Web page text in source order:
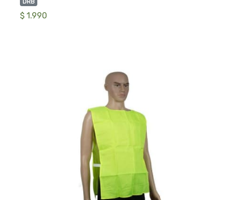
DRB
$ 1.990